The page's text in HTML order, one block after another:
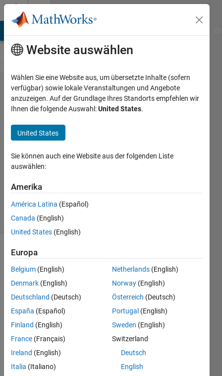
Weiter zum Inhalt
Problem
50584.
Puzzle -
Kastanya
solvers
0 likes
Find
the
of all
three-
digit
whose
prime
factors
Website auswählen
Wählen Sie eine Website aus, um übersetzte Inhalte (sofern
verfügbar) sowie lokale Veranstaltungen und Angebote
anzuzeigen. Auf der Grundlage Ihres Standorts empfehlen wir
Ihnen die folgende Auswahl:United States.
United States
Sie können auch eine Website aus der folgenden Liste
auswählen:
Amerika
América Latina (Español)
Canada (English)
United States (English)
Europa
Belgium (English)
Denmark (English)
Deutschland (Deutsch)
España (Español)
Finland (English)
France (Français)
Ireland (English)
Italia (Italiano)
Netherlands (English)
Norway (English)
Österreich (Deutsch)
Portugal (English)
Sweden (English)
Switzerland
Deutsch
English